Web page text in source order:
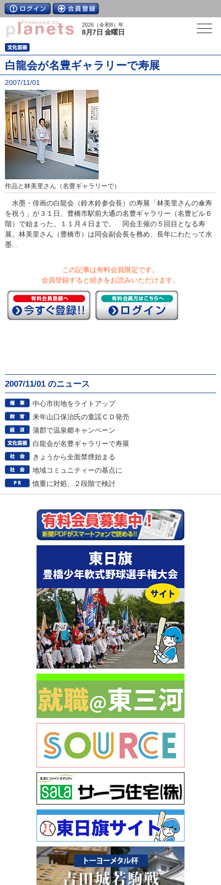
2026（令和8）年
8月7日 金曜日
白龍会が名豊ギャラリーで寿展
2007/11/01
作品と林美里さん（名豊ギャラリーで）
水墨・俳画の白龍会（鈴木鈴参会長）の寿展「林美里さんの傘寿
を祝う」が３１日、豊橋市駅前大通の名豊ギャラリー（名豊ビル６
階）で始まった。１１月４日まで。 同会主催の５回目となる寿
展。林美里さん（豊橋市）は同会副会長を務め、長年にわたって水
墨...
この記事は有料会員限定です。
会員登録すると続きをお読みいただけます。
2007/11/01 のニュース
中心市街地をライトアップ
来年山口保治氏の童謡ＣＤ発売
蒲郡で温泉郷キャンペーン
白龍会が名豊ギャラリーで寿展
きょうから全面禁煙始まる
地域コミュニティーの基点に
慎重に対処、２段階で検討